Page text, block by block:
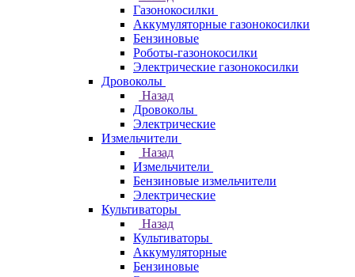
Газонокосилки
Аккумуляторные газонокосилки
Бензиновые
Роботы-газонокосилки
Электрические газонокосилки
Дровоколы
Назад
Дровоколы
Электрические
Измельчители
Назад
Измельчители
Бензиновые измельчители
Электрические
Культиваторы
Назад
Культиваторы
Аккумуляторные
Бензиновые